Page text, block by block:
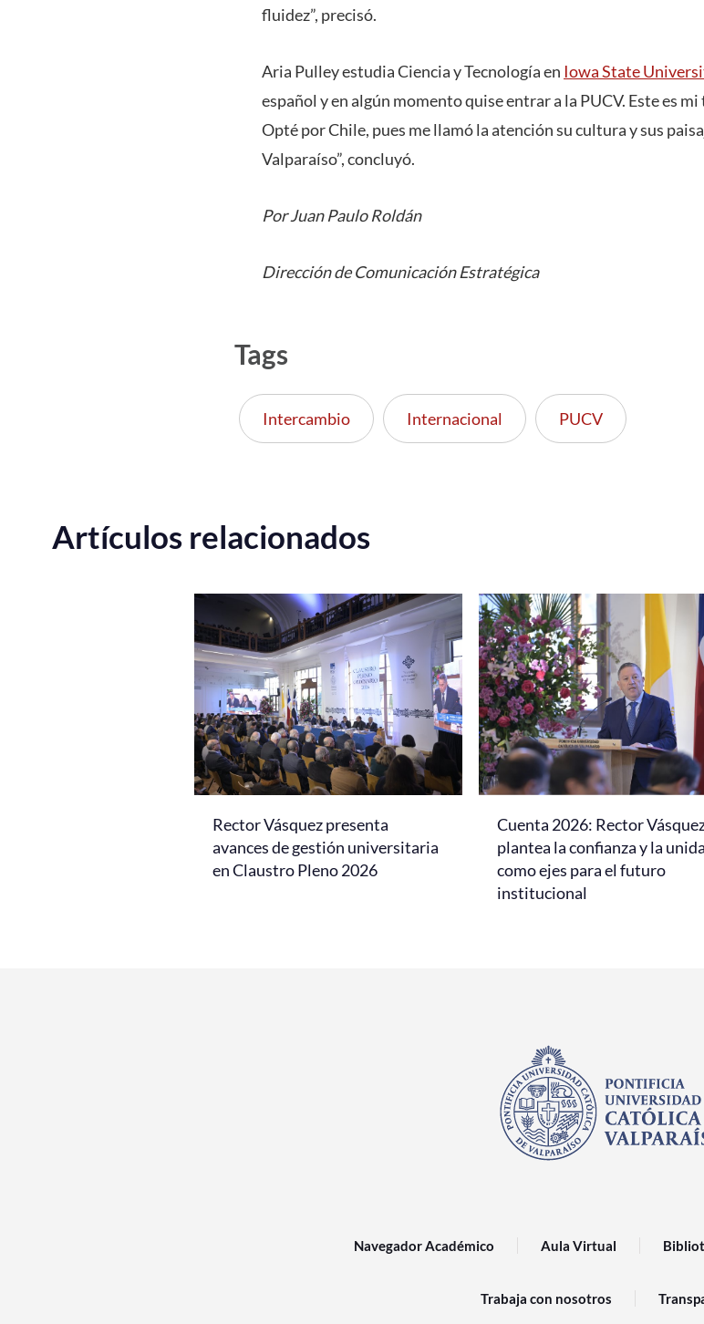
fluidez”, precisó.
Aria Pulley estudia Ciencia y Tecnología en Iowa State
español y en algún momento quise entrar a la PUCV. Este es
Opté por Chile, pues me llamó la atención su cultura y sus
Valparaíso”, concluyó.
Por Juan Paulo Roldán
Dirección de Comunicación Estratégica
Tags
Intercambio Internacional PUCV
Artículos relacionados
Rector Vásquez presenta
avances de gestión universitaria
en Claustro Pleno 2026
Cuenta 2026: Rector
plantea la confianza y la
como ejes para el futuro
institucional
Navegador Académico Aula Virtual
Trabaja con nosotros